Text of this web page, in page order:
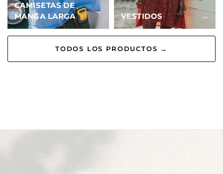
CAMISETAS DE
MANGA LARGA
→
VESTIDOS →
TODOS LOS PRODUCTOS →